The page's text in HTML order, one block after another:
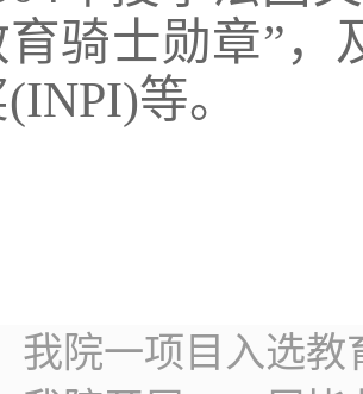
骑士勋章”，
等。
我院一项目入选教